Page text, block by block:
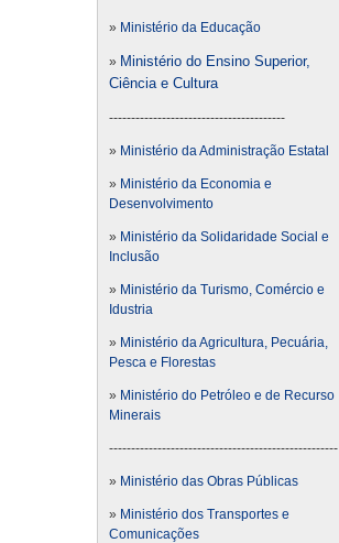
» Ministério da Educação
» Ministério do Ensino Superior,
Ciência e Cultura
----------------------------------------
» Ministério da Administração Estatal
» Ministério da Economia e
Desenvolvimento
» Ministério da Solidaridade Social e
Inclusão
» Ministério da Turismo, Comércio e
Idustria
» Ministério da Agricultura, Pecuária,
Pesca e Florestas
» Ministério do Petróleo e de Recurso
Minerais
----------------------------------------------------
» Ministério das Obras Públicas
» Ministério dos Transportes e
Comunicações